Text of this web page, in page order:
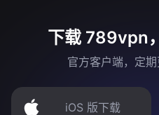
下载 789vpn
官方客户端，定期
iOS 版下载